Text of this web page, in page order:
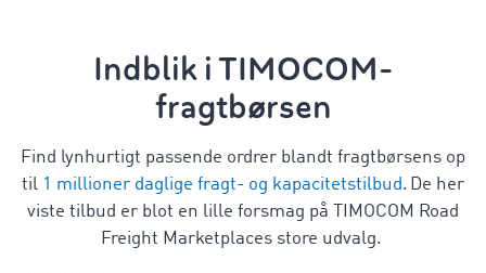
Indblik i TIMOCOM-
fragtbørsen
Find lynhurtigt passende ordrer blandt fragtbørsens op
til 1 millioner daglige fragt- og kapacitetstilbud. De her
viste tilbud er blot en lille forsmag på TIMOCOM Road
Freight Marketplaces store udvalg.